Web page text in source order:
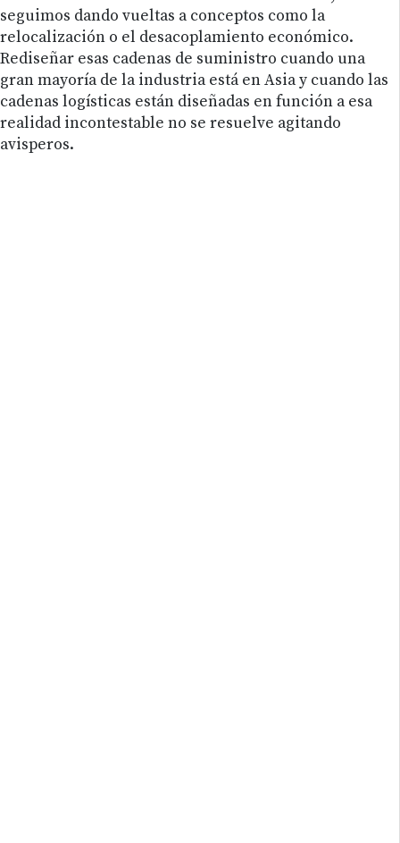
seguimos dando vueltas a conceptos como la
relocalización o el desacoplamiento económico.
Rediseñar esas cadenas de suministro cuando una
gran mayoría de la industria está en Asia y cuando las
cadenas logísticas están diseñadas en función a esa
realidad incontestable no se resuelve agitando
avisperos.